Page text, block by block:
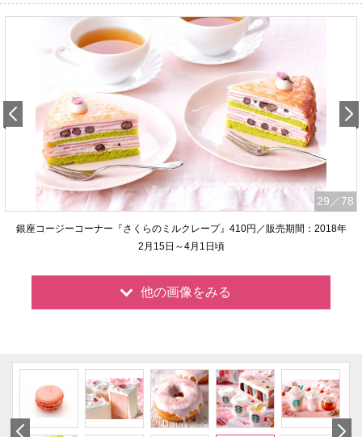
29 ／78
銀座コージーコーナー『さくらのミルクレープ』410円／販売期間：2018年
2月15日～4月1日頃
他の画像をみる